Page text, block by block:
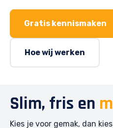
Gratis kennismaken
Hoe wij werken
Slim, fris en
Kies je voor gemak, dan